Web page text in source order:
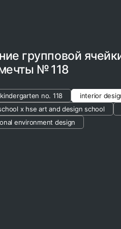
групповой
№ 118
no. 118
interior
x hse art and design school
environment design